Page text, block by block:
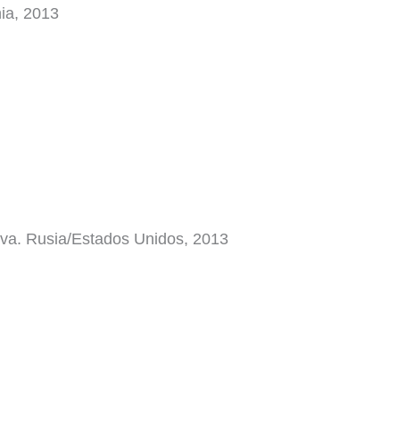
2013
Rusia/Estados Unidos, 2013